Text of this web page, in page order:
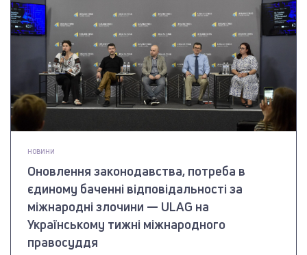
НОВИНИ
Оновлення законодавства, потреба в
єдиному баченні відповідальності за
міжнародні злочини — ULAG на
Українському тижні міжнародного
правосуддя